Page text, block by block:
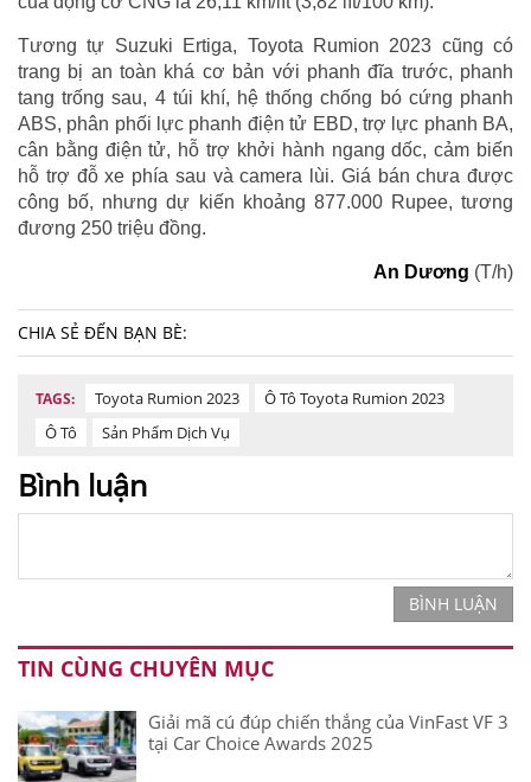
Tương tự Suzuki Ertiga, Toyota Rumion 2023 cũng có
trang bị an toàn khá cơ bản với phanh đĩa trước, phanh
tang trống sau, 4 túi khí, hệ thống chống bó cứng phanh
ABS, phân phối lực phanh điện tử EBD, trợ lực phanh BA,
cân bằng điện tử, hỗ trợ khởi hành ngang dốc, cảm biến
hỗ trợ đỗ xe phía sau và camera lùi. Giá bán chưa được
công bố, nhưng dự kiến khoảng 877.000 Rupee, tương
đương 250 triệu đồng.
An Dương (T/h)
CHIA SẺ ĐẾN BẠN BÈ:
TAGS: Toyota Rumion 2023
Ô Tô Toyota Rumion 2023
Ô Tô
Sản Phẩm Dịch Vụ
Bình luận
BÌNH LUẬN
TIN CÙNG CHUYÊN MỤC
Giải mã cú đúp chiến thắng của VinFast VF 3
tại Car Choice Awards 2025